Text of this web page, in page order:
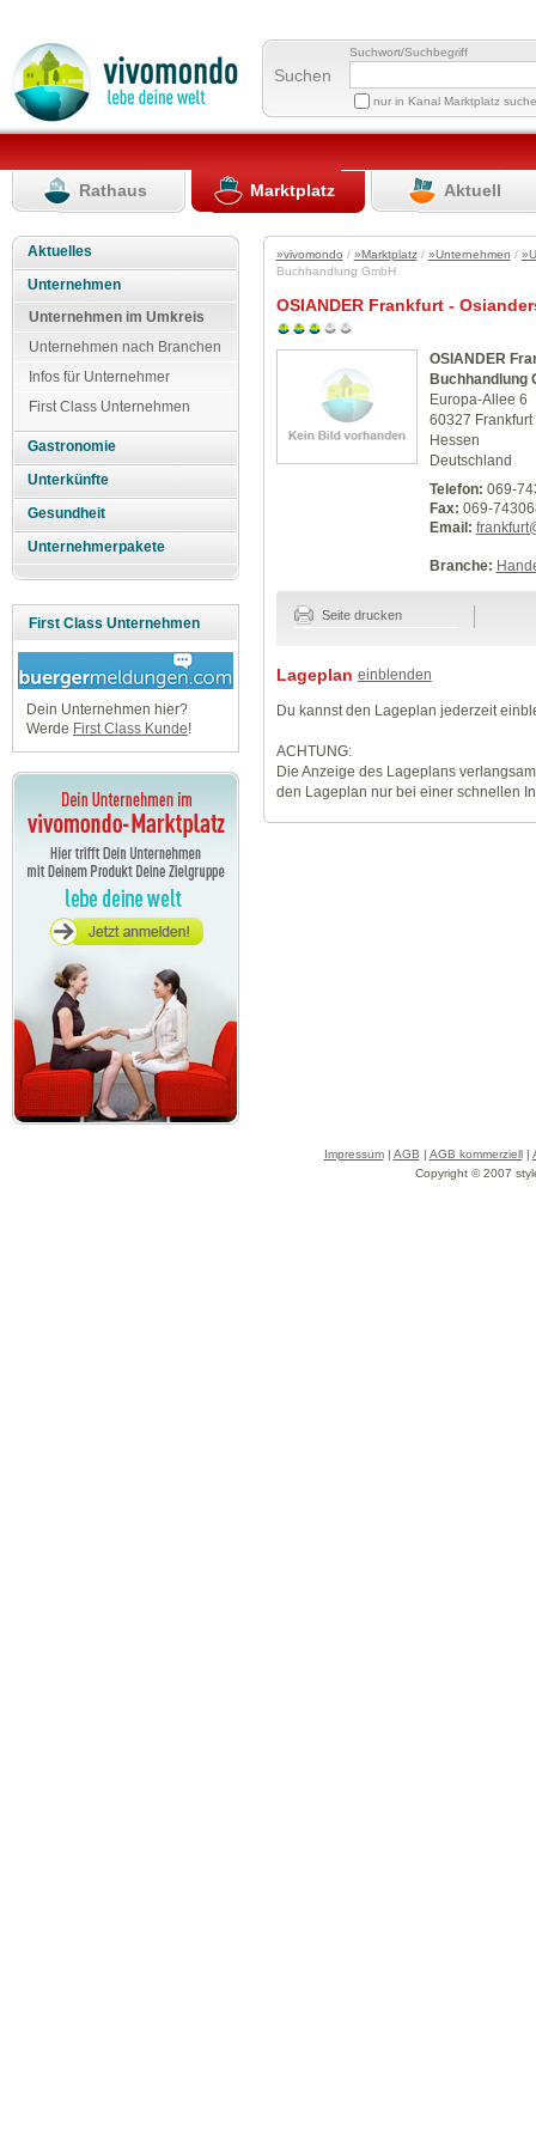
Suchen
Suchwort/Suchbegriff
nur in Kanal Marktplatz
Rathaus Marktplatz Aktuell
Aktuelles
Unternehmen
Unternehmen im Umkreis
Unternehmen nach Branchen
Infos für Unternehmer
First Class Unternehmen
Gastronomie
Unterkünfte
Gesundheit
Unternehmerpakete
First Class Unternehmen
Dein Unternehmen hier?
Werde First Class Kunde!
»vivomondo / »Marktplatz/ »Unternehmen /
Buchhandlung GmbH
OSIANDER Frankfurt -
OSIANDER
Buchhandlung
Europa-Allee 6
60327 Frankfurt
Hessen
Deutschland
Telefon: 069-
Fax: 069-
Email:
Branche:
Seite drucken
Lageplan einblenden
Du kannst den Lageplan jederzeit
ACHTUNG:
Die Anzeige des Lageplans
den Lageplan nur bei einer schnellen
Impressum| AGB | AGB kommerziell|
Copyright © 2007